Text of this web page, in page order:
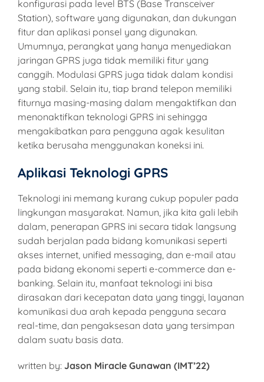
konfigurasi pada level BTS (Base Transceiver
Station), software yang digunakan, dan dukungan
fitur dan aplikasi ponsel yang digunakan.
Umumnya, perangkat yang hanya menyediakan
jaringan GPRS juga tidak memiliki fitur yang
canggih. Modulasi GPRS juga tidak dalam kondisi
yang stabil. Selain itu, tiap brand telepon memiliki
fiturnya masing-masing dalam mengaktifkan dan
menonaktifkan teknologi GPRS ini sehingga
mengakibatkan para pengguna agak kesulitan
ketika berusaha menggunakan koneksi ini.
Aplikasi Teknologi GPRS
Teknologi ini memang kurang cukup populer pada
lingkungan masyarakat. Namun, jika kita gali lebih
dalam, penerapan GPRS ini secara tidak langsung
sudah berjalan pada bidang komunikasi seperti
akses internet, unified messaging, dan e-mail atau
pada bidang ekonomi seperti e-commerce dan e-
banking. Selain itu, manfaat teknologi ini bisa
dirasakan dari kecepatan data yang tinggi, layanan
komunikasi dua arah kepada pengguna secara
real-time, dan pengaksesan data yang tersimpan
dalam suatu basis data.
written by: Jason Miracle Gunawan (IMT’22)